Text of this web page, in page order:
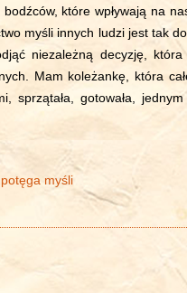
które wpływają na
myśli innych ludzi jest tak
niezależną decyzję,
Mam koleżankę, która
sprzątała, gotowała,
potęga myśli